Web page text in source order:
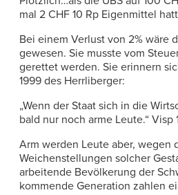
mal 2 CHF 10 Rp Eigenmittel
Bei einem Verlust von 2% wäre
gewesen. Sie musste vom
gerettet werden. Sie erinnern
1999 des Herrliberger:
„Wenn der Staat sich in die
bald nur noch arme Leute.“ Visp
Arm werden Leute aber, wegen
Weichenstellungen solcher
arbeitende Bevölkerung der
kommende Generation zahlen